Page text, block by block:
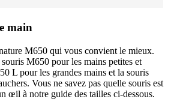
main
M650 qui vous convient le mieux.
M650 pour les mains petites et
L pour les grandes mains et la souris
Vous ne savez pas quelle souris est
œil à notre guide des tailles ci-dessous.